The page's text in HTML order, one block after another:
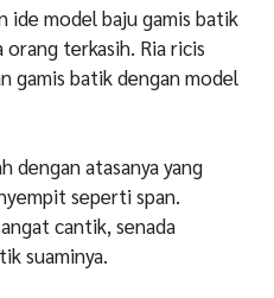
ide model baju gamis batik
orang terkasih. Ria ricis
gamis batik dengan model
dengan atasanya yang
seperti span.
cantik, senada
suaminya.